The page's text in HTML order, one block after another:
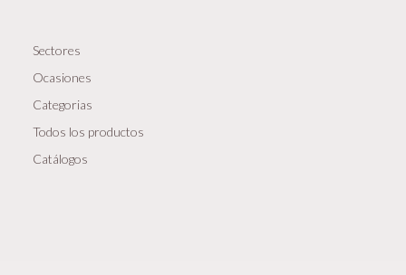
Sectores
Ocasiones
Categorias
Todos los productos
Catálogos